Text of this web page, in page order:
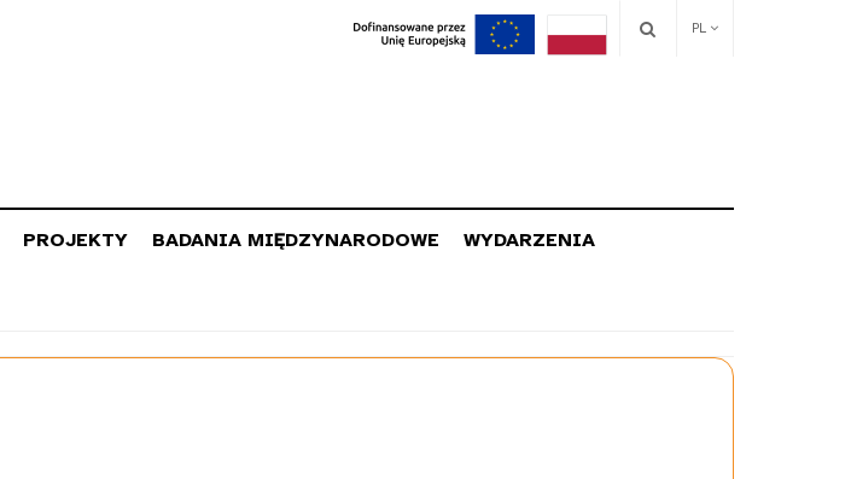
PL
PROJEKTY BADANIA MIĘDZYNARODOWE WYDARZENIA